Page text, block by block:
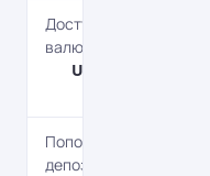
Доступні
валюти
UAH, USD,
Поповнення
депозиту